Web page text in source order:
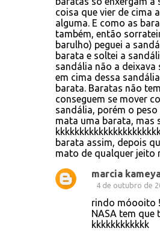
coisa que vier de cima
alguma. E como as
também, então
barulho) peguei a
barata e soltei a
sandália não a deixava
em cima dessa
barata. Baratas não
conseguem se mover
sandália, porém o
mata uma barata, mas
barata assim, depois
mato de qualquer jeito
marcia
4 de outubro de
rindo móooito
NASA tem que
kkkkkkkkkkkk